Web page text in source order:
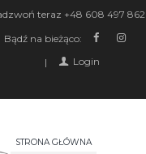
teraz +48 608 497 862
Bądź na bieżąco:
Login
STRONA GŁÓWNA